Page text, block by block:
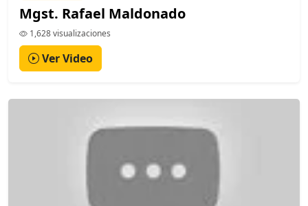
Mgst. Rafael Maldonado
1,628 visualizaciones
Ver Video